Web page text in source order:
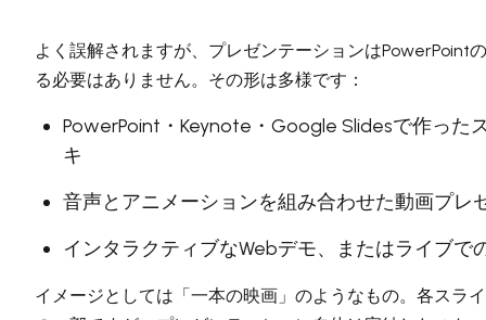
よく誤解されますが、プレゼンテーションはPowerPoint
る必要はありません。その形は多様です：
PowerPoint・Keynote・Google Slidesで作った
キ
音声とアニメーションを組み合わせた動画プレ
インタラクティブなWebデモ、またはライブで
イメージとしては「一本の映画」のようなもの。各スラ